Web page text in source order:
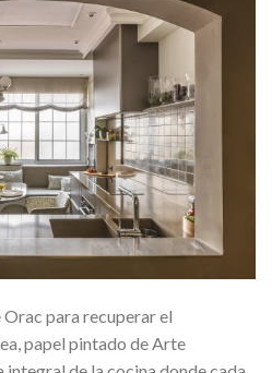
para recuperar el
papel pintado de Arte